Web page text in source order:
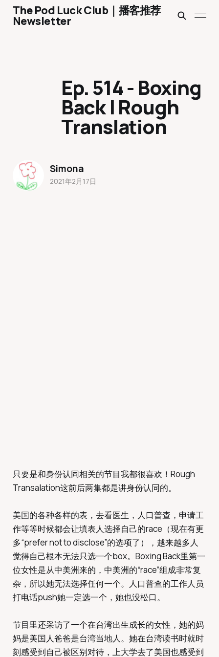
The Pod Luck Club｜播客推荐
Newsletter
只要是和身份认同相关的节目我都很喜欢！Rough
Transalation这前后两集都是讲身份认同的。
美国的各种各样的表，去看医生，人口普查，申请工
作等等时候都会让填表人选择自己的race（现在有更
多“prefer not to disclose”的选项了），越来越多人
觉得自己根本无法只选一个box。Boxing Back里第一
位女性是从中美洲来的，中美洲的“race”组成非常复
杂，所以她无法选择任何一个。人口普查的工作人员
打电话push她一定选一个，她也没松口。
节目里还采访了一个在台湾出生成长的女性，她的妈
妈是美国人爸爸是台湾当地人。她在台湾读书时就时
刻感受到自己被区别对待，上大学去了美国也感受到
Ep. 514 - Boxing
Bac‪k‬ | Rough
Translation
Simona
2021年2月17日